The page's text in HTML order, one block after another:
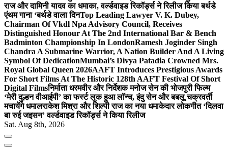
राज और दामिनी यादव का धमाका, वर्ल्डवाइड रिकॉर्ड्स ने रिलीज किया बर्थडे
एंथम गाना ‘बर्थडे वाला दिनTop Leading Lawyer V. K. Dubey,
Chairman Of Vkdl Npa Advisory Council, Receives
Distinguished Honour At The 2nd International Bar & Bench
Badminton Championship In LondonRamesh Joginder Singh
Chandra A Submarine Warrior, A Nation Builder And A Living
Symbol Of DedicationMumbai’s Divya Patadia Crowned Mrs.
Royal Global Queen 2026AAFT Introduces Prestigious Awards
For Short Films At The Historic 128th AAFT Festival Of Short
Digital Filmsनिर्माता धरमवीर और निर्देशक मनोज सेन की भोजपुरी फिल्म
‘मेरी दुल्हन वीआईपी’ का फर्स्ट लुक हुआ लॉन्च, इंदु सेन और बबलू चक्रवर्ती
मचायेंगे धमालराकेश मिश्रा और शिल्पी राज का नया धमाकेदार लोकगीत ‘दिलवा
बा रुई जइसन’ वर्ल्डवाइड रिकॉर्ड्स ने किया रिलीज
Sat. Aug 8th, 2026